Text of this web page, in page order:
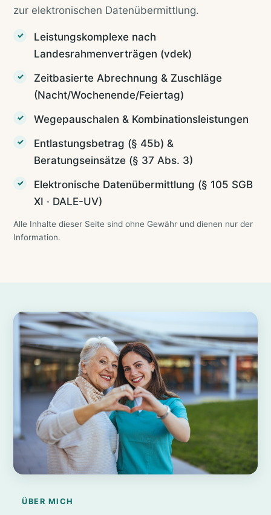
zur elektronischen Datenübermittlung.
Leistungskomplexe nach
Landesrahmenverträgen (vdek)
Zeitbasierte Abrechnung & Zuschläge
(Nacht/Wochenende/Feiertag)
Wegepauschalen & Kombinationsleistungen
Entlastungsbetrag (§ 45b) &
Beratungseinsätze (§ 37 Abs. 3)
Elektronische Datenübermittlung (§ 105 SGB
XI · DALE-UV)
Alle Inhalte dieser Seite sind ohne Gewähr und dienen nur der
Information.
ÜBER MICH